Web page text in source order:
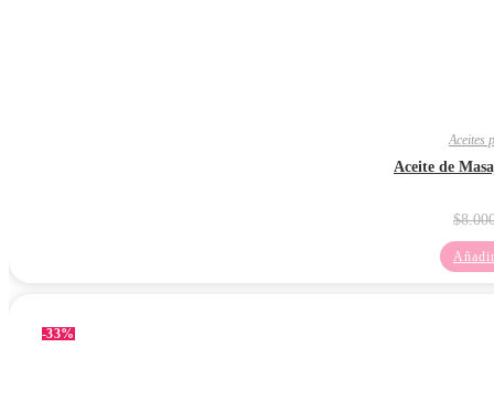
Aceites
Aceite de
$
-33%